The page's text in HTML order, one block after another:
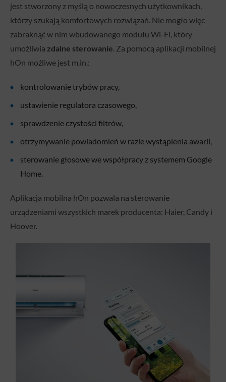
jest stworzony z myślą o nowoczesnych użytkownikach,
którzy szukają komfortowych rozwiązań. Nie mogło więc
zabraknąć w nim wbudowanego modułu Wi-Fi, który
umożliwia zdalne sterowanie. Za pomocą aplikacji mobilnej
hOn możliwe jest m.in.:
kontrolowanie trybów pracy,
ustawienie regulatora czasowego,
sprawdzenie czystości filtrów,
otrzymywanie powiadomień w razie wystąpienia awarii,
sterowanie głosowe we współpracy z systemem Google
Home.
Aplikacja mobilna hOn pozwala na sterowanie
urządzeniami wszystkich marek producenta: Haier, Candy i
Hoover.